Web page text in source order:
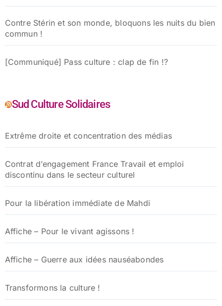
Contre Stérin et son monde, bloquons les nuits du bien
commun !
[Communiqué] Pass culture : clap de fin !?
Sud Culture Solidaires
Extrême droite et concentration des médias
Contrat d’engagement France Travail et emploi
discontinu dans le secteur culturel
Pour la libération immédiate de Mahdi
Affiche – Pour le vivant agissons !
Affiche – Guerre aux idées nauséabondes
Transformons la culture !